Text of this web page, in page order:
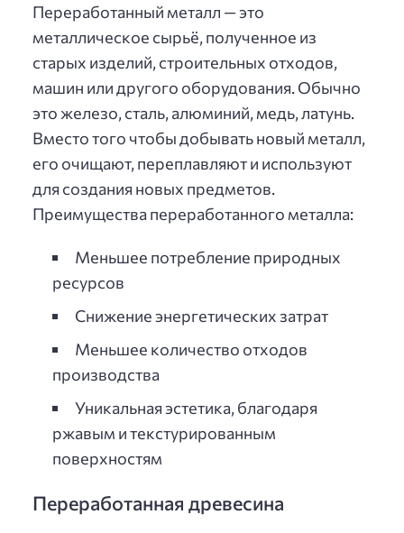
Переработанный металл — это
металлическое сырьё, полученное из
старых изделий, строительных отходов,
машин или другого оборудования. Обычно
это железо, сталь, алюминий, медь, латунь.
Вместо того чтобы добывать новый металл,
его очищают, переплавляют и используют
для создания новых предметов.
Преимущества переработанного металла:
Меньшее потребление природных
ресурсов
Снижение энергетических затрат
Меньшее количество отходов
производства
Уникальная эстетика, благодаря
ржавым и текстурированным
поверхностям
Переработанная древесина